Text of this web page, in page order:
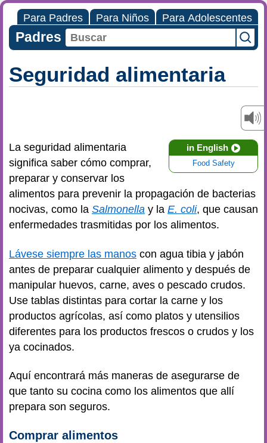
Para Padres Para Niños Para Adolescentes
Padres
Seguridad alimentaria
in English
Food Safety
La seguridad alimentaria
significa saber cómo comprar,
preparar y conservar los
alimentos para prevenir la propagación de bacterias
nocivas, como la Salmonella y la E. coli, que causan
enfermedades trasmitidas por los alimentos.
Lávese siempre las manos con agua tibia y jabón
antes de preparar cualquier alimento y después de
manipular huevos, carne, aves o pescado crudos.
Use tablas distintas para cortar la carne y los
productos agrícolas, así como platos y utensilios
diferentes para los productos frescos o crudos y los
ya cocinados.
Aquí encontrará más maneras de asegurarse de
que tanto su cocina como los alimentos que allí
prepara son seguros.
Comprar alimentos